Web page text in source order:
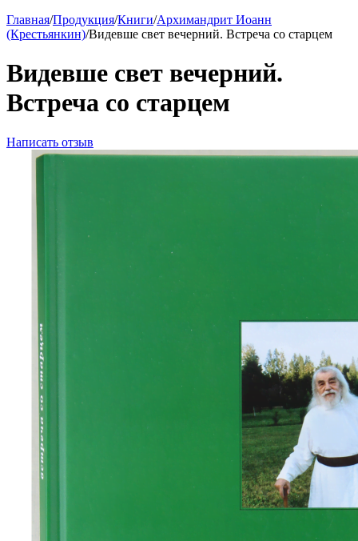
Главная/Продукция/Книги/Архимандрит Иоанн
(Крестьянкин)/Видевше свет вечерний. Встреча со старцем
Видевше свет вечерний.
Встреча со старцем
Написать отзыв